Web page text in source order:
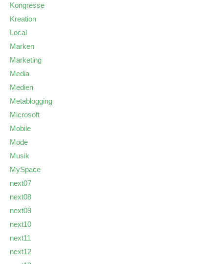
Kongresse
Kreation
Local
Marken
Marketing
Media
Medien
Metablogging
Microsoft
Mobile
Mode
Musik
MySpace
next07
next08
next09
next10
next11
next12